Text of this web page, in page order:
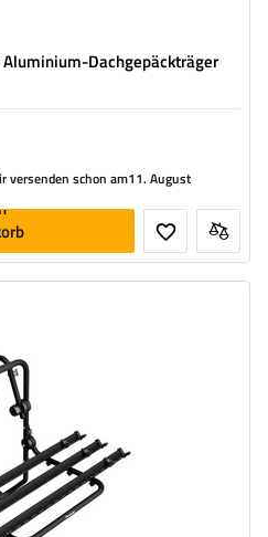
Aluminium-Dachgepäckträger
versenden schon am11. August
mit allen Karosseriearten